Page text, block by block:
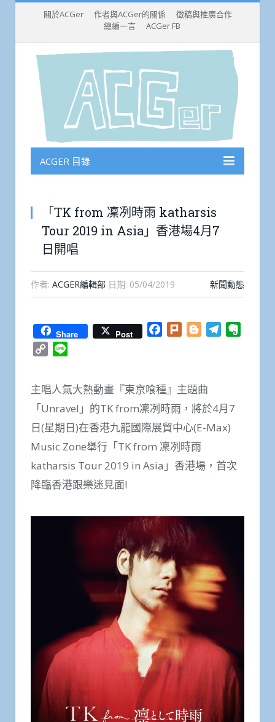
關於ACGer 作者與ACGer的關係
徵稿與推廣合作
總編一言
ACGer FB
ACGER 目錄
「TK from 凜冽時雨 katharsis
Tour 2019 in Asia」香港場4月7
日開唱
作者: ACGER編輯部 日期: 05/04/2019 新聞動態
Share Post Facebook
Plurk BloggerTelegram
Copy
主唱人氣大熱動畫『東京喰種』主題曲
「Unravel」的TK from凜冽時雨，將於4月7
日(星期日)在香港九龍國際展貿中心(E-Max)
Music Zone舉行「TK from 凜冽時雨
katharsis Tour 2019 in Asia」香港場，首次
降臨香港跟樂迷見面!